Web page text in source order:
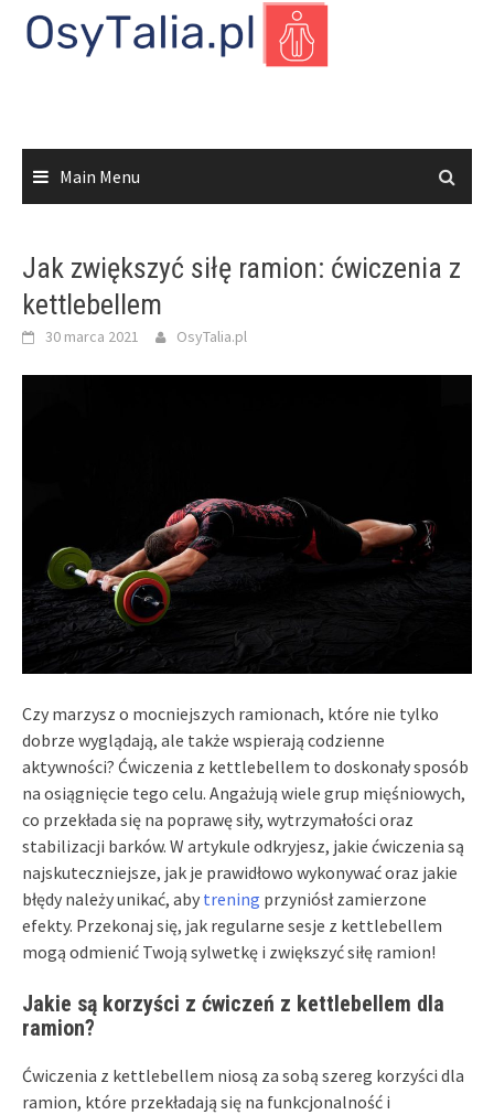
Main Menu
Jak zwiększyć siłę ramion: ćwiczenia z
kettlebellem
30 marca 2021 OsyTalia.pl
Czy marzysz o mocniejszych ramionach, które nie tylko
dobrze wyglądają, ale także wspierają codzienne
aktywności? Ćwiczenia z kettlebellem to doskonały sposób
na osiągnięcie tego celu. Angażują wiele grup mięśniowych,
co przekłada się na poprawę siły, wytrzymałości oraz
stabilizacji barków. W artykule odkryjesz, jakie ćwiczenia są
najskuteczniejsze, jak je prawidłowo wykonywać oraz jakie
błędy należy unikać, aby trening przyniósł zamierzone
efekty. Przekonaj się, jak regularne sesje z kettlebellem
mogą odmienić Twoją sylwetkę i zwiększyć siłę ramion!
Jakie są korzyści z ćwiczeń z kettlebellem dla
ramion?
Ćwiczenia z kettlebellem niosą za sobą szereg korzyści dla
ramion, które przekładają się na funkcjonalność i